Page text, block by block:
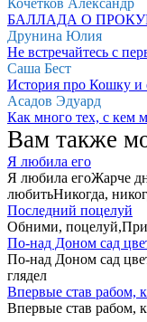
Кочетков Александр
БАЛЛАДА О
Друнина Юлия
Не встречайтесь с
Саша Бест
История про Кошку и
Асадов Эдуард
Как много тех, с кем
Вам также
Я любила его
Я любила егоЖарче
любитьНикогда,
Последний поцелуй
Обними,
По-над Доном сад
По-над Доном сад
глядел
Впервые став рабом,
Впервые став рабом,